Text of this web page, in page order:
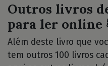
Outros livros
para ler online
Além deste livro que
tem outros 100 livros